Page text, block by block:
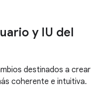
y IU del
destinados a crear
coherente e intuitiva.